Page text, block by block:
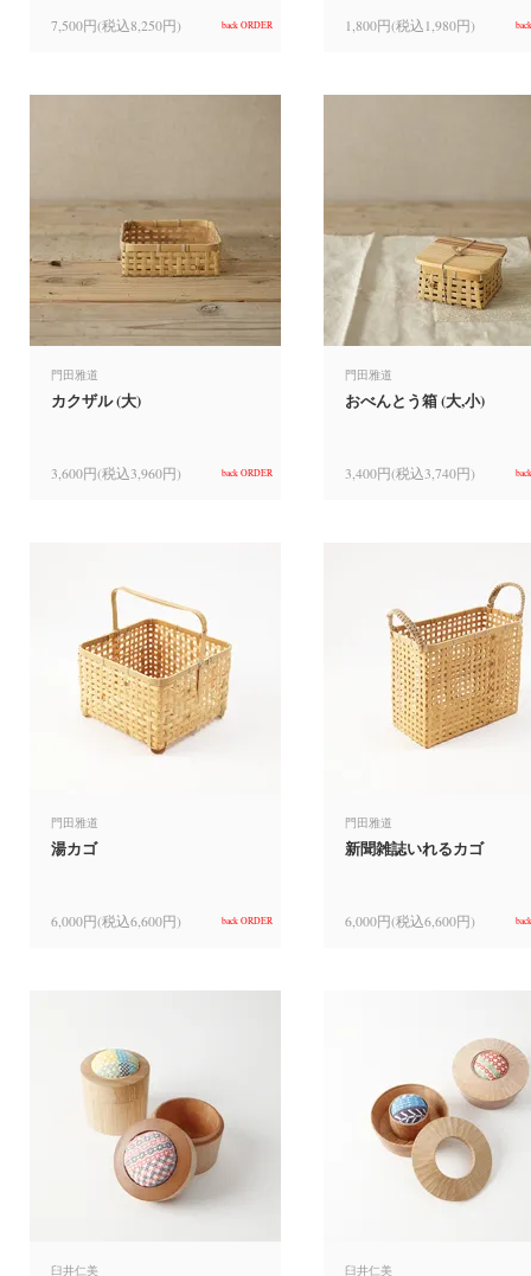
7,500円(税込8,250円) back ORDER 1,800円(税込1,980円)
門田雅道
カクザル (大)
3,600円(税込3,960円) back ORDER
門田雅道
おべんとう箱 (大,小)
3,400円(税込3,740円)
門田雅道
湯カゴ
6,000円(税込6,600円) back ORDER
門田雅道
新聞雑誌いれるカゴ
6,000円(税込6,600円)
臼井仁美 臼井仁美